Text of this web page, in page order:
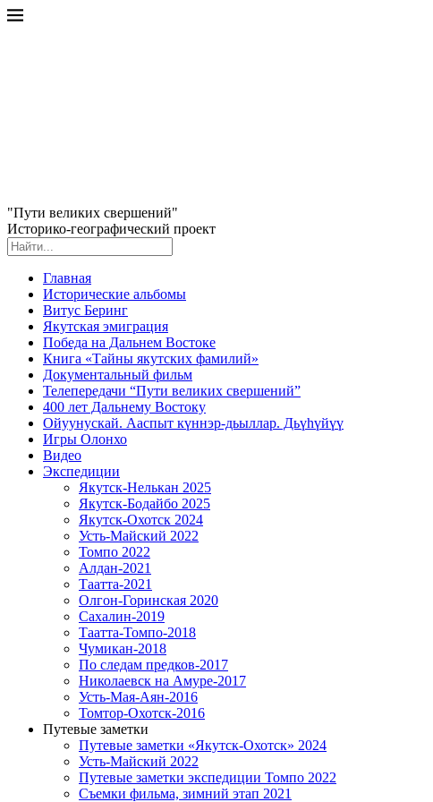
"Пути великих свершений"
Историко-географический проект
Главная
Исторические альбомы
Витус Беринг
Якутская эмиграция
Победа на Дальнем Востоке
Книга «Тайны якутских фамилий»
Документальный фильм
Телепередачи “Пути великих свершений”
400 лет Дальнему Востоку
Ойуунускай. Ааспыт күннэр-дьыллар. Дьүһүйүү
Игры Олонхо
Видео
Экспедиции
Якутск-Нелькан 2025
Якутск-Бодайбо 2025
Якутск-Охотск 2024
Усть-Майский 2022
Томпо 2022
Алдан-2021
Таатта-2021
Олгон-Горинская 2020
Сахалин-2019
Таатта-Томпо-2018
Чумикан-2018
По следам предков-2017
Николаевск на Амуре-2017
Усть-Мая-Аян-2016
Томтор-Охотск-2016
Путевые заметки
Путевые заметки «Якутск-Охотск» 2024
Усть-Майский 2022
Путевые заметки экспедиции Томпо 2022
Съемки фильма, зимний этап 2021